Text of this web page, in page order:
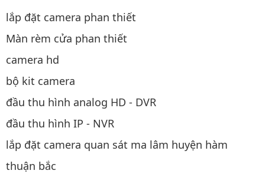
lắp đặt camera phan thiết
Màn rèm cửa phan thiết
camera hd
bộ kit camera
đầu thu hình analog HD - DVR
đầu thu hình IP - NVR
lắp đặt camera quan sát ma lâm huyện hàm
thuận bắc